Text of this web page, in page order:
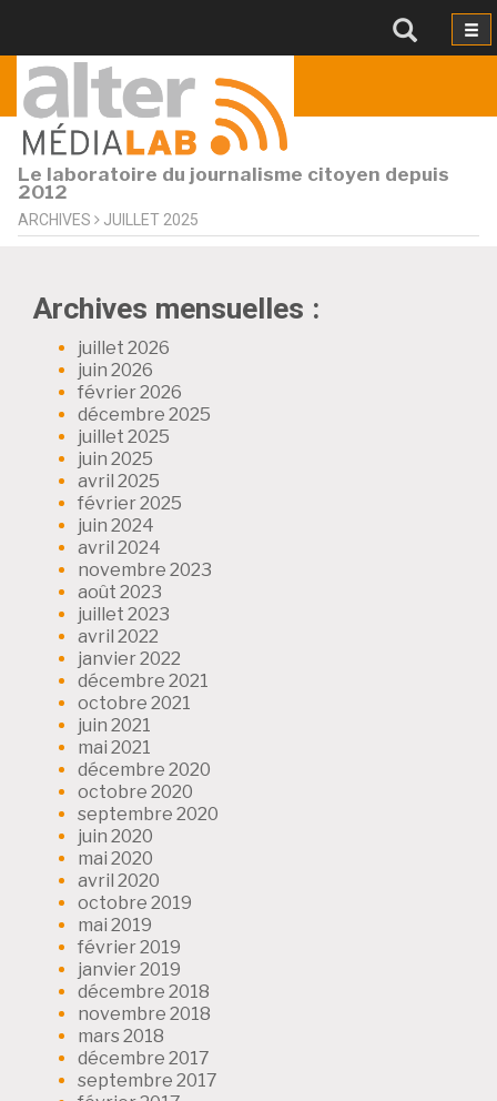
Le laboratoire du journalisme citoyen depuis
2012
ARCHIVES JUILLET 2025
Archives mensuelles :
juillet 2026
juin 2026
février 2026
décembre 2025
juillet 2025
juin 2025
avril 2025
février 2025
juin 2024
avril 2024
novembre 2023
août 2023
juillet 2023
avril 2022
janvier 2022
décembre 2021
octobre 2021
juin 2021
mai 2021
décembre 2020
octobre 2020
septembre 2020
juin 2020
mai 2020
avril 2020
octobre 2019
mai 2019
février 2019
janvier 2019
décembre 2018
novembre 2018
mars 2018
décembre 2017
septembre 2017